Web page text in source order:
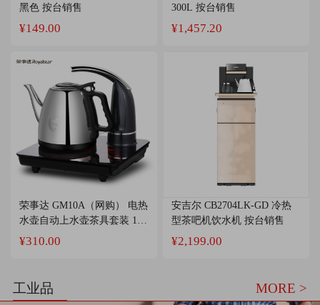
黑色 按台销售
¥149.00
300L 按台销售
¥1,457.20
荣事达 GM10A（网购） 电热
水壶自动上水壶茶具套装 1L
黑色 按台销售
¥310.00
安吉尔 CB2704LK-GD 冷热
型茶吧机饮水机 按台销售
¥2,199.00
工业品 MORE >